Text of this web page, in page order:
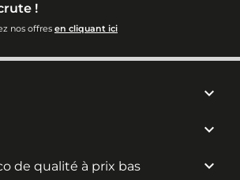
!
nos offres en cliquant ici


de qualité à prix bas 